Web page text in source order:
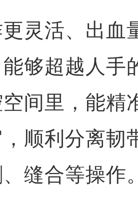
活、出血
够超越人手
间里，能精
顺利分离韧
缝合等操作